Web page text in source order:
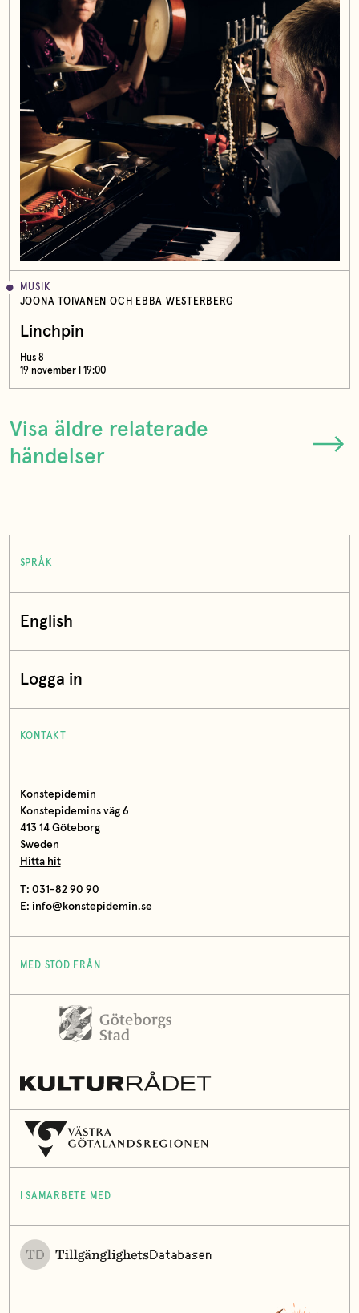
MUSIK
JOONA TOIVANEN OCH EBBA WESTERBERG
Linchpin
Hus 8
19 november | 19:00
Visa äldre relaterade
händelser
SPRÅK
English
Logga in
KONTAKT
Konstepidemin
Konstepidemins väg 6
413 14 Göteborg
Sweden
Hitta hit
T: 031-82 90 90
E: info@konstepidemin.se
MED STÖD FRÅN
I SAMARBETE MED